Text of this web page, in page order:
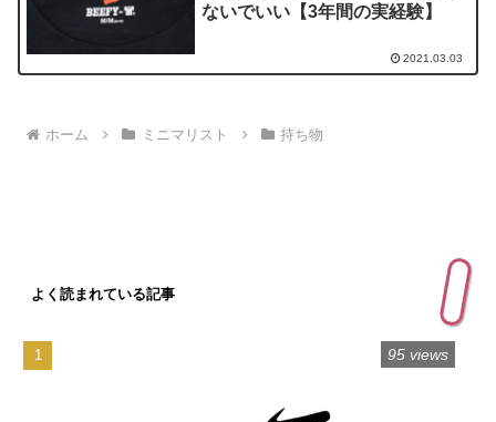
ないでいい【3年間の実経験】
2021.03.03
ホーム ミニマリスト 持ち物
よく読まれている記事
95 views